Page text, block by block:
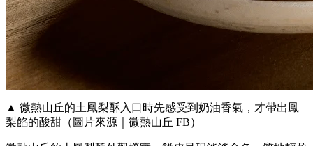
▲ 微熱山丘的土鳳梨酥入口時先感受到奶油香氣，才帶出鳳
梨餡的酸甜（圖片來源｜微熱山丘 FB）